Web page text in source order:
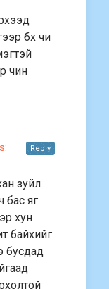
бx чи
чин
зуйл
бас яг
хун
байхийг
бусдад
Reply